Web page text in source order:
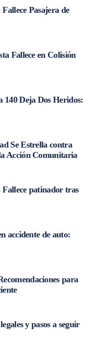
Pasajera de
Fallece en Colisión
140 Deja Dos Heridos:
Se Estrella contra
Acción Comunitaria
Fallece patinador tras
accidente de auto:
para
y pasos a seguir